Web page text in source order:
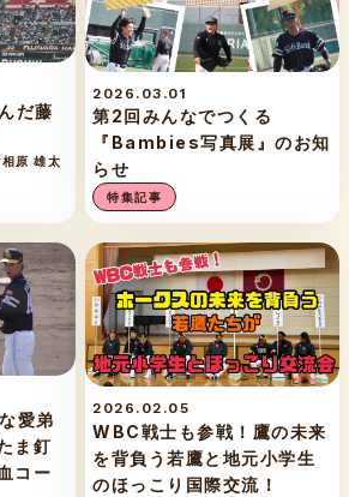
だ藤
原 雄太
2026.03.01
第2回みんなでつくる
『Bambies写真展』のお知
らせ
特集記事
愛弟
ま釘
コー
2026.02.05
WBC戦士も参戦！鷹の未来
を背負う若鷹と地元小学生
のほっこり国際交流！